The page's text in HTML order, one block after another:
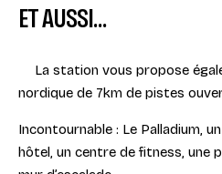
ET AUSSI...
La station vous propose
nordique de 7km de pistes
Incontournable : Le Palladium,
hôtel, un centre de fitness, une